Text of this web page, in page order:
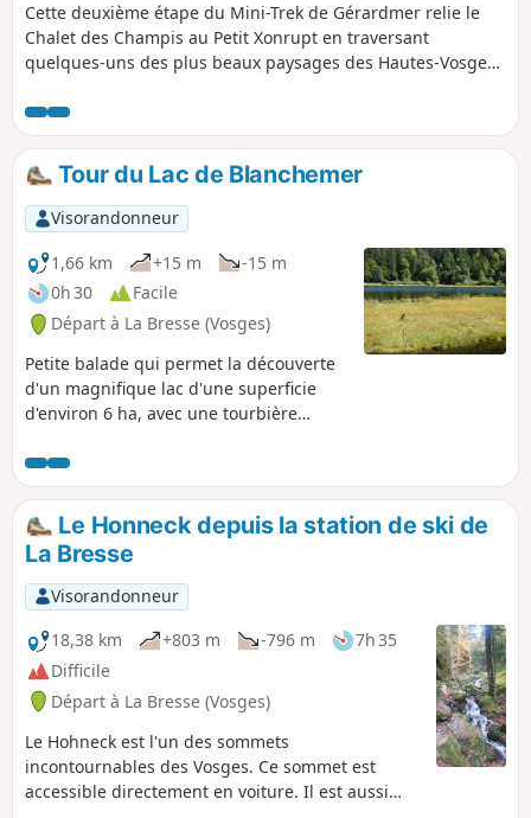
Cette deuxième étape du Mini-Trek de Gérardmer relie le
Chalet des Champis au Petit Xonrupt en traversant
quelques-uns des plus beaux paysages des Hautes-Vosges.
remonte sur les hauteurs de La Bresse-Hohneck, avant de
rejoindre le Lac de la Lande, la ferme-auberge du
Schmargult et la célèbre Route des Crêtes. La randonnée se
poursuit par une longue descente passant par le refuge du
Sotré, le Lac de Retournemer et les rives du Lac de
Longemer, avant de rejoindre le cœur de Xonrupt-
Longemer. Une étape variée mêlant forêts, chaumes
d'altitude, lacs glaciaires et panoramas remarquables.
Tour du Lac de Blanchemer
Visorandonneur
1,66 km
+15 m
-15 m
0h 30
Facile
Départ à La Bresse (Vosges)
Petite balade qui permet la découverte
d'un magnifique lac d'une superficie
d'environ 6 ha, avec une tourbière
majestueux, au pied du Rainkof et des
crêtes qui délimitent les Vosges de
l'Alsace.Le Honneck depuis la station de ski de
La Bresse
Visorandonneur
18,38 km
+803 m -796 m
7h 35
Difficile
Départ à La Bresse (Vosges)
Le Hohneck est l'un des sommets
incontournables des Vosges. Ce sommet est
accessible directement en voiture. Il est aussi